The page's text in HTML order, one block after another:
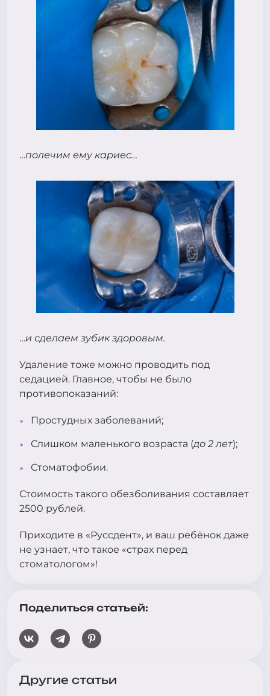
…полечим ему кариес…
…и сделаем зубик здоровым.
Удаление тоже можно проводить под
седацией. Главное, чтобы не было
противопоказаний:
Простудных заболеваний;
Слишком маленького возраста (до 2лет);
Стоматофобии.
Стоимость такого обезболивания составляет
2500 рублей.
Приходите в «Руссдент», и ваш ребёнок даже
не узнает, что такое «страх перед
стоматологом»!
Поделиться статьей:
Другие статьи